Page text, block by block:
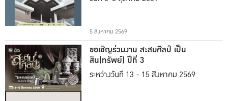
5 สิงหาคม 2569
ขอเชิญร่วมงาน สะสมศิลป์ เป็น
สิน(ทรัพย์) ปีที่ 3
ระหว่างวันที่ 13 - 15 สิงหาคม 2569